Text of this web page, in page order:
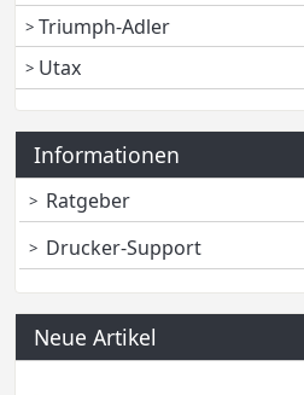
Triumph-Adler
Utax
Informationen
Ratgeber
Drucker-Support
Neue Artikel